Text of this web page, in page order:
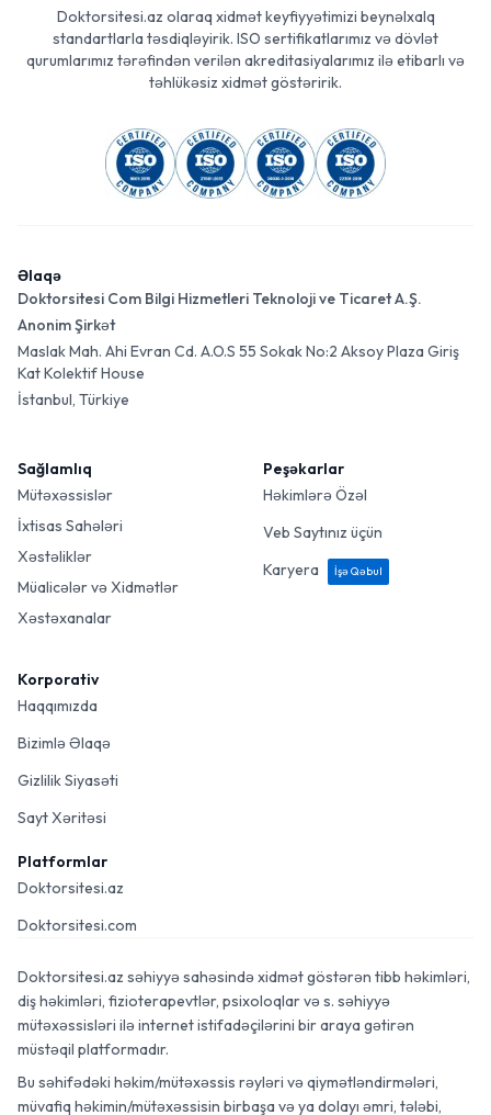
Doktorsitesi.az olaraq xidmət keyfiyyətimizi beynəlxalq
standartlarla təsdiqləyirik. ISO sertifikatlarımız və dövlət
qurumlarımız tərəfindən verilən akreditasiyalarımız ilə etibarlı və
təhlükəsiz xidmət göstəririk.
Əlaqə
Doktorsitesi Com Bilgi Hizmetleri Teknoloji ve Ticaret A.Ş.
Anonim Şirkət
Maslak Mah. Ahi Evran Cd. A.O.S 55 Sokak No:2 Aksoy Plaza Giriş
Kat Kolektif House
İstanbul, Türkiye
Sağlamlıq
Mütəxəssislər
İxtisas Sahələri
Xəstəliklər
Müalicələr və Xidmətlər
Xəstəxanalar
Peşəkarlar
Həkimlərə Özəl
Veb Saytınız üçün
Karyera
İşə Qəbul
Korporativ
Haqqımızda
Bizimlə Əlaqə
Gizlilik Siyasəti
Sayt Xəritəsi
Platformlar
Doktorsitesi.az
Doktorsitesi.com
Doktorsitesi.az səhiyyə sahəsində xidmət göstərən tibb həkimləri,
diş həkimləri, fizioterapevtlər, psixoloqlar və s. səhiyyə
mütəxəssisləri ilə internet istifadəçilərini bir araya gətirən
müstəqil platformadır.
Bu səhifədəki həkim/mütəxəssis rəyləri və qiymətləndirmələri,
müvafiq həkimin/mütəxəssisin birbaşa və ya dolayı əmri, tələbi,